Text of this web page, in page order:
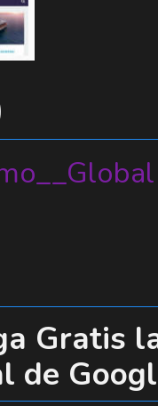
Gratis
de